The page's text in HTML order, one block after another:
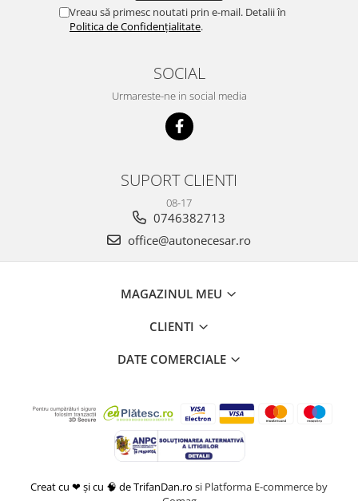
Vreau să primesc noutati prin e-mail. Detalii în
Politica de Confidențialitate.
SOCIAL
Urmareste-ne in social media
SUPORT CLIENTI
08-17
0746382713
office@autonecesar.ro
MAGAZINUL MEU
CLIENTI
DATE COMERCIALE
Creat cu ❤ și cu 🧠 de TrifanDan.ro si Platforma E-commerce by